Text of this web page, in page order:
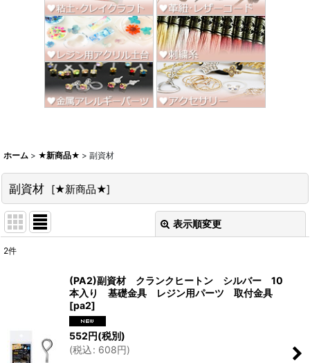
ホーム > ★新商品★ > 副資材
副資材 [★新商品★]
表示順変更
サブカテゴリ
並び順 :
2件
(PA2)副資材 クランクヒートン シルバー 10
本入り 基礎金具 レジン用パーツ 取付金具
[pa2]
552円(税別)
(税込: 608円)